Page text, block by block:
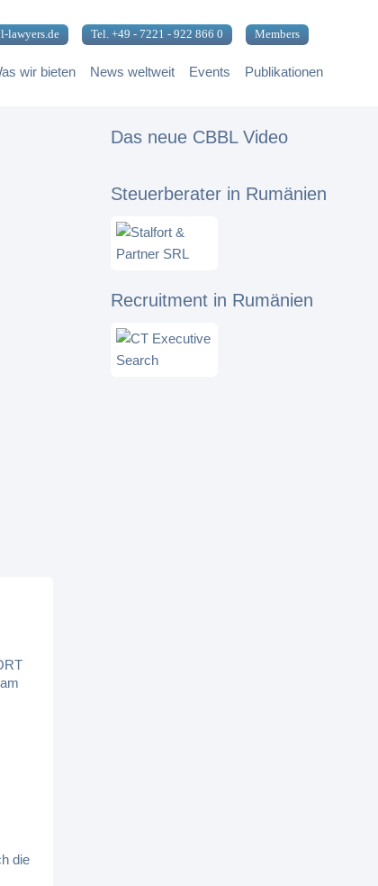
lawyers.de Tel. +49 - 7221 - 922 866 0 Members
wir bieten News weltweit Events Publikationen
die
Das neue CBBL Video
Steuerberater in Rumänien
Recruitment in Rumänien